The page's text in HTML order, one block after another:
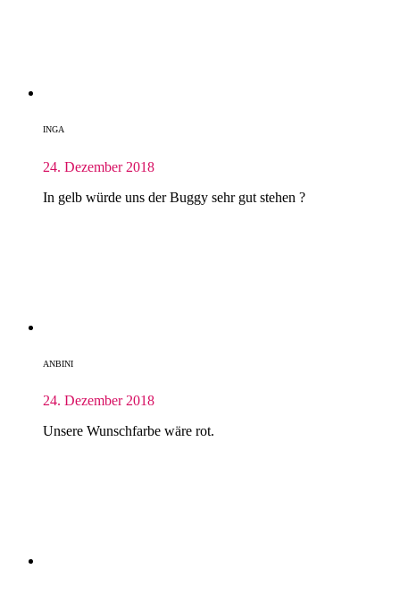
INGA
24. Dezember 2018
In gelb würde uns der Buggy sehr gut stehen ?
ANBINI
24. Dezember 2018
Unsere Wunschfarbe wäre rot.